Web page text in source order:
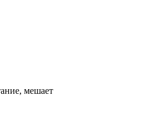
мешает